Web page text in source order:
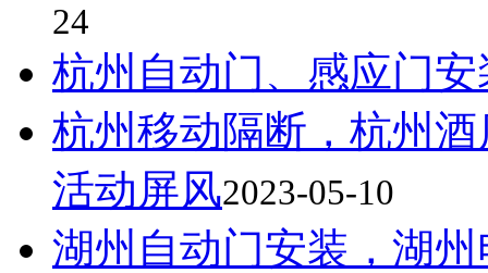
24
杭州自动门、感应门
杭州移动隔断，杭州
活动屏风2023-05-10
湖州自动门安装，湖